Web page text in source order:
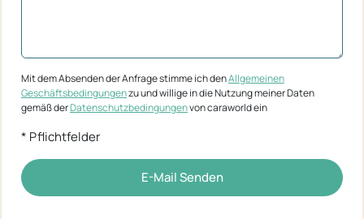
Mit dem Absenden der Anfrage stimme ich denAllgemeinen
Geschäftsbedingungenzu und willige in die Nutzung meiner Daten
gemäß derDatenschutzbedingungenvon caraworld ein
* Pflichtfelder
E-Mail Senden